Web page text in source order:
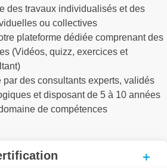
des travaux individualisés et des
ou collectives
plateforme dédiée comprenant des
(Vidéos, quizz, exercices et
par des consultants experts, validés
et disposant de 5 à 10 années
de compétences